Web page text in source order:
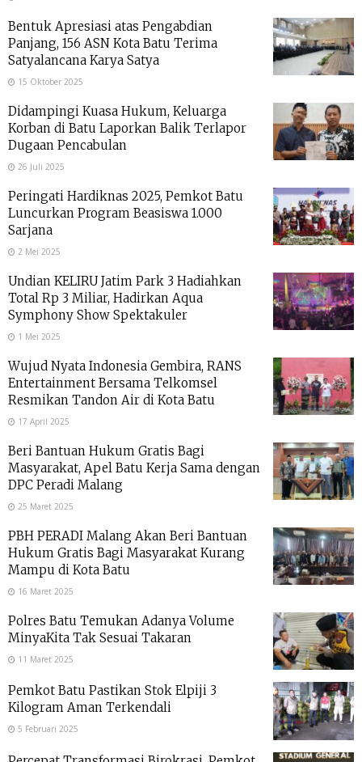
Bentuk Apresiasi atas Pengabdian
Panjang, 156 ASN Kota Batu Terima
Satyalancana Karya Satya
15 Oktober 2025
Didampingi Kuasa Hukum, Keluarga
Korban di Batu Laporkan Balik Terlapor
Dugaan Pencabulan
26 Juli 2025
Peringati Hardiknas 2025, Pemkot Batu
Luncurkan Program Beasiswa 1.000
Sarjana
2 Mei 2025
Undian KELIRU Jatim Park 3 Hadiahkan
Total Rp 3 Miliar, Hadirkan Aqua
Symphony Show Spektakuler
1 Mei 2025
Wujud Nyata Indonesia Gembira, RANS
Entertainment Bersama Telkomsel
Resmikan Tandon Air di Kota Batu
17 April 2025
Beri Bantuan Hukum Gratis Bagi
Masyarakat, Apel Batu Kerja Sama dengan
DPC Peradi Malang
25 Maret 2025
PBH PERADI Malang Akan Beri Bantuan
Hukum Gratis Bagi Masyarakat Kurang
Mampu di Kota Batu
16 Maret 2025
Polres Batu Temukan Adanya Volume
MinyaKita Tak Sesuai Takaran
11 Maret 2025
Pemkot Batu Pastikan Stok Elpiji 3
Kilogram Aman Terkendali
5 Februari 2025